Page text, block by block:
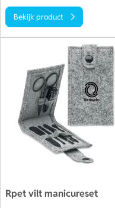
Bekijk product
Rpet vilt manicureset